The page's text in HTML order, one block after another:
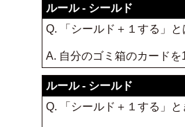
ルール - シールド
Q. 「シールド＋１する」
A. 自分のゴミ箱のカード
ルール - シールド
Q. 「シールド＋１する」